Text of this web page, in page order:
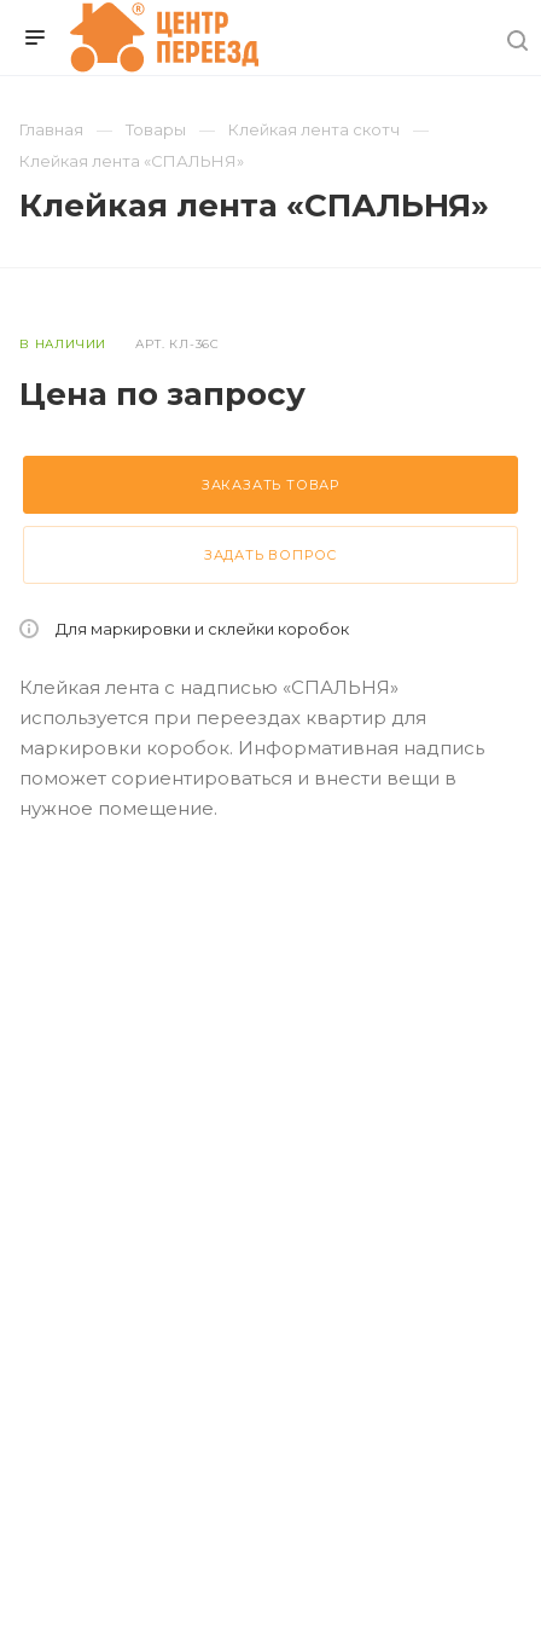
Главная Товары
Клейкая лента скотч
Клейкая лента «СПАЛЬНЯ»
Клейкая лента «СПАЛЬНЯ»
В НАЛИЧИИ АРТ. КЛ-36С
Цена по запросу
ЗАКАЗАТЬ ТОВАР
ЗАДАТЬ ВОПРОС
Для маркировки и склейки коробок
Клейкая лента с надписью «СПАЛЬНЯ»
используется при переездах квартир для
маркировки коробок. Информативная надпись
поможет сориентироваться и внести вещи в
нужное помещение.